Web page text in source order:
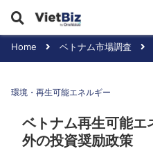
Home ベトナム市場調査
環境・再生可能エネルギー
ベトナム再生可能エ
外の投資奨励政策